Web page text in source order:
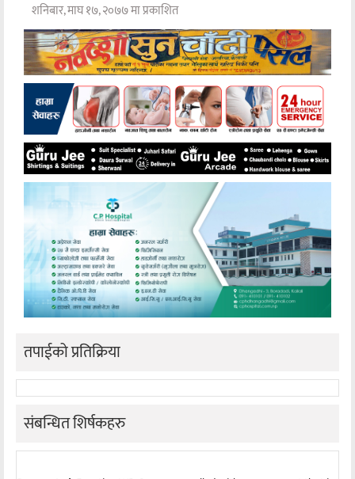
शनिबार, माघ १७, २०७७ मा प्रकाशित
तपाईको प्रतिक्रिया
संबन्धित शिर्षकहरु